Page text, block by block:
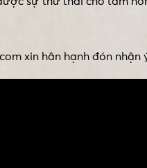
xin hân hạnh đón nhận